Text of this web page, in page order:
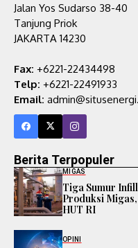
Jalan Yos Sudarso 38-40
Tanjung Priok
JAKARTA 14230
Fax: +6221-22434498
Telp: +6221-22491933
Email:
Berita Terpopuler
MIGAS
Tiga Sumur
Produksi
HUT RI
OPINI